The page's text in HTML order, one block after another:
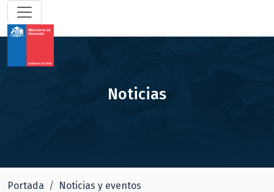
Noticias
Portada Noticias y eventos